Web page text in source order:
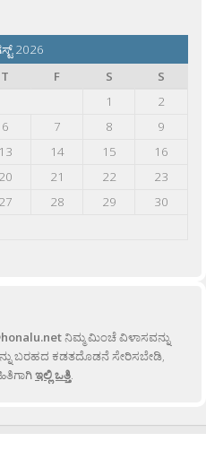
2026
T F S
S
1
2
6 7 8
9
13 14 15
16
20 21 22
23
27 28 29
30
ನಿಮ್ಮ ಮಿಂಚೆ ವಿಳಾಸವನ್ನು
ಬರಹದ ಕಡತದೊಡನೆ ಸೇರಿಸಬೇಡಿ,
ಇಲ್ಲಿ ಒತ್ತಿ.